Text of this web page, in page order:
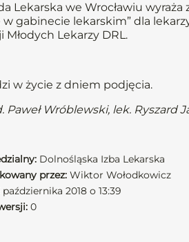
Lekarska we Wrocławiu
w gabinecie lekarskim” dla
Lekarzy DRL.
w życie z dniem podjęcia.
Paweł Wróblewski, lek. Ryszard
Dolnośląska Izba Lekarska
przez: Wiktor Wołodkowicz
października 2018 o 13:39
0